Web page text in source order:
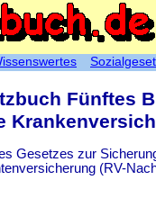
Fünftes
Gesetzes zur
(RV-